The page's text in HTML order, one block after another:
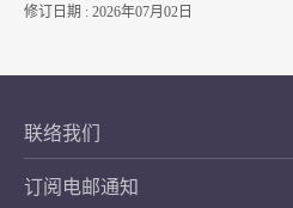
修订日期 : 2026年07月02日
联络我们
订阅电邮通知